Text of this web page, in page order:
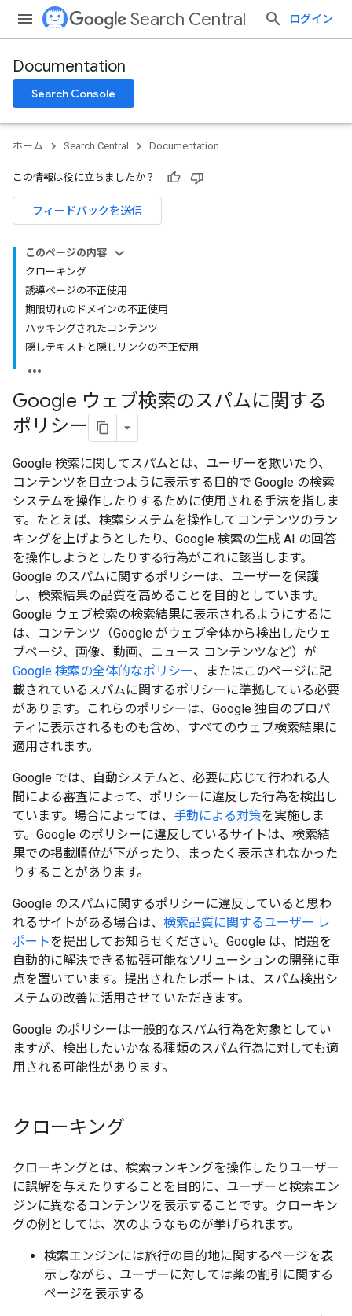
Search Central ログイン
Documentation
Search Console
ホーム Search Central Documentation
この情報は役に立ちましたか？
フィードバックを送信
このページの内容
クローキング
誘導ページの不正使用
期限切れのドメインの不正使用
ハッキングされたコンテンツ
隠しテキストと隠しリンクの不正使用
Google ウェブ検索のスパムに関する
ポリシー
Google 検索に関してスパムとは、ユーザーを欺いたり、
コンテンツを目立つように表示する目的で Google の検索
システムを操作したりするために使用される手法を指しま
す。たとえば、検索システムを操作してコンテンツのラン
キングを上げようとしたり、Google 検索の生成 AI の回答
を操作しようとしたりする行為がこれに該当します。
Google のスパムに関するポリシーは、ユーザーを保護
し、検索結果の品質を高めることを目的としています。
Google ウェブ検索の検索結果に表示されるようにするに
は、コンテンツ（Google がウェブ全体から検出したウェ
ブページ、画像、動画、ニュース コンテンツなど）が
Google 検索の全体的なポリシー、またはこのページに記
載されているスパムに関するポリシーに準拠している必要
があります。これらのポリシーは、Google 独自のプロパ
ティに表示されるものも含め、すべてのウェブ検索結果に
適用されます。
Google では、自動システムと、必要に応じて行われる人
間による審査によって、ポリシーに違反した行為を検出し
ています。場合によっては、 手動による対策を実施しま
す。Google のポリシーに違反しているサイトは、検索結
果での掲載順位が下がったり、まったく表示されなかった
りすることがあります。
Google のスパムに関するポリシーに違反していると思わ
れるサイトがある場合は、 検索品質に関するユーザー レ
ポートを提出してお知らせください。Google は、問題を
自動的に解決できる拡張可能なソリューションの開発に重
点を置いています。提出されたレポートは、スパム検出シ
ステムの改善に活用させていただきます。
Google のポリシーは一般的なスパム行為を対象としてい
ますが、検出したいかなる種類のスパム行為に対しても適
用される可能性があります。
クローキング
クローキングとは、検索ランキングを操作したりユーザー
に誤解を与えたりすることを目的に、ユーザーと検索エン
ジンに異なるコンテンツを表示することです。クローキン
グの例としては、次のようなものが挙げられます。
検索エンジンには旅行の目的地に関するページを表
示しながら、ユーザーに対しては薬の割引に関する
ページを表示する